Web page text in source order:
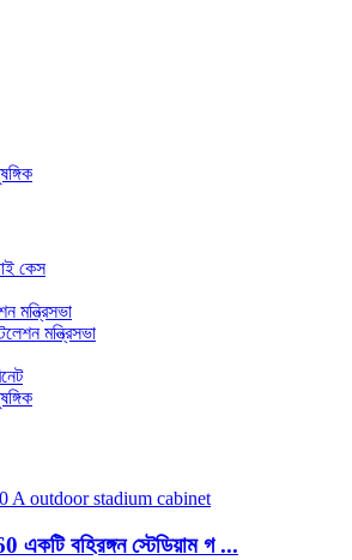
কেস
মন্ত্রিসভা
মন্ত্রিসভা
বহিরঙ্গন স্টেডিয়াম গ ...